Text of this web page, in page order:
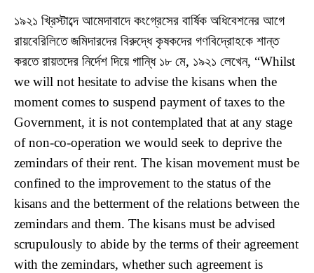
১৯২১ খ্রিস্টাব্দে আমেদাবাদে কংগ্রেসের বার্ষিক অধিবেশনের আগে
রায়বেরিলিতে জমিদারদের বিরুদ্ধে কৃষকদের গণবিদ্রোহকে শান্ত
করতে রায়তদের নির্দেশ দিয়ে গান্ধি ১৮ মে, ১৯২১ লেখেন, “Whilst
we will not hesitate to advise the kisans when the
moment comes to suspend payment of taxes to the
Government, it is not contemplated that at any stage
of non-co-operation we would seek to deprive the
zemindars of their rent. The kisan movement must be
confined to the improvement to the status of the
kisans and the betterment of the relations between the
zemindars and them. The kisans must be advised
scrupulously to abide by the terms of their agreement
with the zemindars, whether such agreement is